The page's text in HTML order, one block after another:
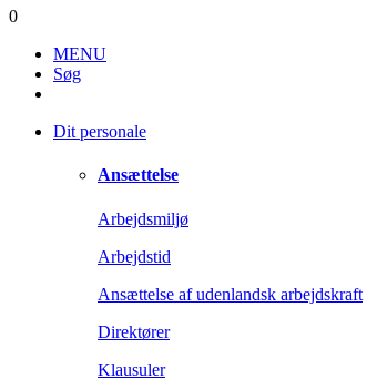
0
MENU
Søg
Dit personale
Ansættelse
Arbejdsmiljø
Arbejdstid
Ansættelse af udenlandsk arbejdskraft
Direktører
Klausuler